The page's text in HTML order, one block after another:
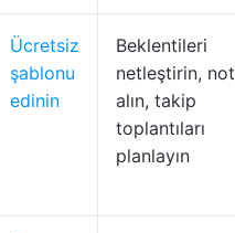
Ücretsiz
şablonu
edinin
Beklentileri
netleştirin, not
alın, takip
toplantıları
planlayın